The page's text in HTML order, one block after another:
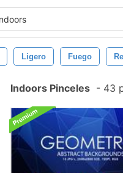
Ligero Fuego
Indoors Pinceles - 43